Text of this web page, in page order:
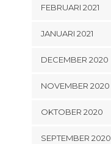
FEBRUARI 2021
JANUARI 2021
DECEMBER 2020
NOVEMBER 2020
OKTOBER 2020
SEPTEMBER 2020